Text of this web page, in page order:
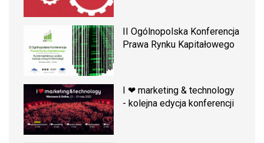
II Ogólnopolska Konferencja
Prawa Rynku Kapitałowego
I ❤ marketing & technology
- kolejna edycja konferencji